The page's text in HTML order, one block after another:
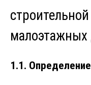
1.1.